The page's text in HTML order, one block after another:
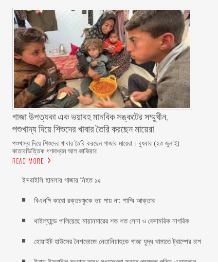
গাজা উপত্যকা এক ভয়াবহ মানবিক সঙ্কটের সম্মুখীন,
পশুখাদ্য দিয়ে শিশুদের খাবার তৈরি করছেন মায়েরা
পশুখাদ্য দিয়ে শিশুদের খাবার তৈরি করছেন গাজার মায়েরা। বুধবার (২৩ জুলাই)
কাতারভিত্তিক গণমাধ্যম আল জাজিরার
READ MORE
ইসরাইলি হামলায় গাজায় নিহত ১৫
বিএনপি কারো রক্তচক্ষুকে ভয় পায় না: শাম্মি আক্তার
থাইল্যান্ডে পালিয়েছে মায়ানমারের শত শত সেনা ও বেসামরিক নাগরিক
হোয়াইট হাউসের নৈশভোজে নেতানিয়াহুকে গাজা যুদ্ধ থামাতে ট্রাম্পের চাপ